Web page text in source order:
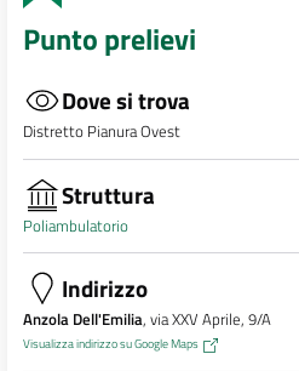
Punto prelievi
Dove si trova
Distretto Pianura Ovest
Struttura
Poliambulatorio
Indirizzo
Anzola Dell'Emilia, via XXV Aprile, 9/A
Visualizza indirizzo su Google Maps